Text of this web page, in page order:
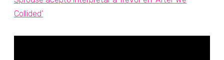
Collided’